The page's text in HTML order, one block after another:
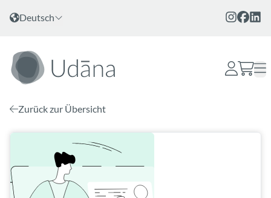
Zum Inhalt
Sprache wählen
Deutsch
Zurück zur Übersicht